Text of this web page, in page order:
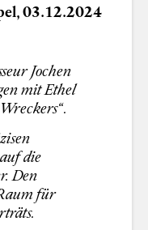
03.12.2024
Jochen
mit Ethel
die
Den
für